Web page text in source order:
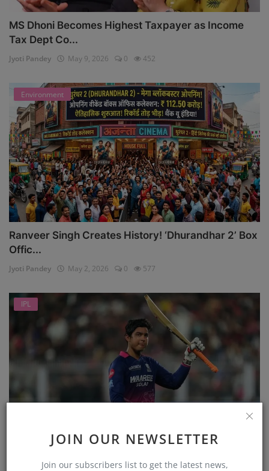
JOIN OUR NEWSLETTER
Join our subscribers list to get the latest news,
MS Dhoni Becomes Highest Taxpayer as Income
Tax Dept Co...
Jyoti Pandey May 9, 2026 0 452
Environment
Ranveer Singh Creates History! ‘Dhurandhar 2’ Box
Offic...
Jyoti Pandey May 2, 2026 0 577
IPL
एक और दिन, IPL में वैभव सूर्यवंशी (Vaibhav Sooryavanshi...
Jyoti Pandey Apr 11, 2026 0 479